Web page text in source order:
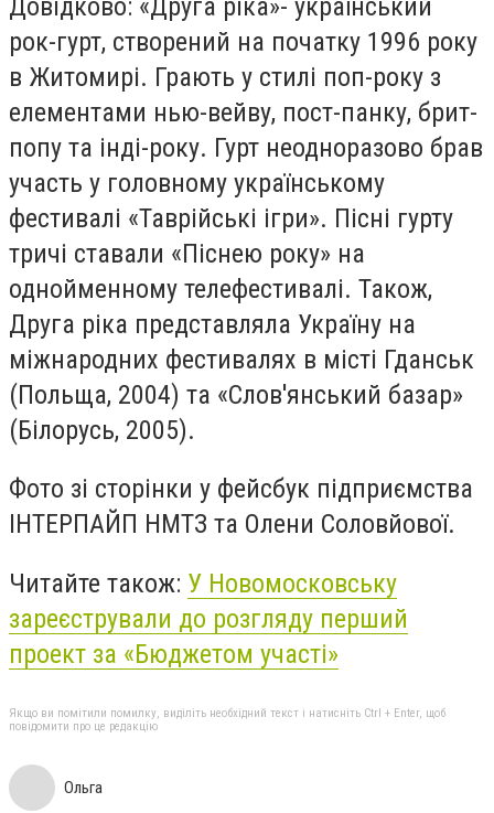
Довідково: «Друга ріка»- український
рок-гурт, створений на початку 1996 року
в Житомирі. Грають у стилі поп-року з
елементами нью-вейву, пост-панку, брит-
попу та інді-року. Гурт неодноразово брав
участь у головному українському
фестивалі «Таврійські ігри». Пісні гурту
тричі ставали «Піснею року» на
однойменному телефестивалі. Також,
Друга ріка представляла Україну на
міжнародних фестивалях в місті Гданськ
(Польща, 2004) та «Слов'янський базар»
(Білорусь, 2005).
Фото зі сторінки у фейсбук підприємства
ІНТЕРПАЙП НМТЗ та Олени Соловйової.
Читайте також: У Новомосковську
зареєстрували до розгляду перший
проект за «Бюджетом участі»
Якщо ви помітили помилку, виділіть необхідний текст і натисніть Ctrl + Enter, щоб
повідомити про це редакцію
Ольга